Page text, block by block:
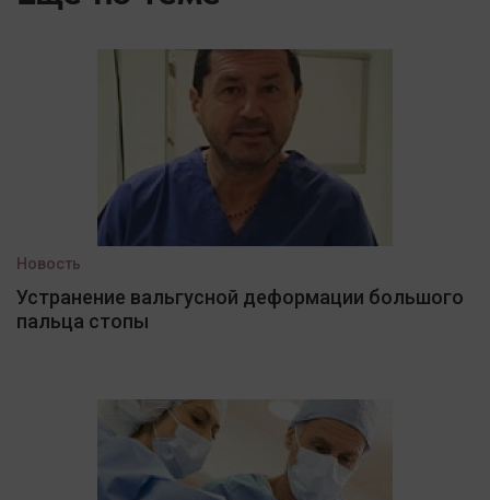
Новость
Устранение вальгусной деформации большого
пальца стопы